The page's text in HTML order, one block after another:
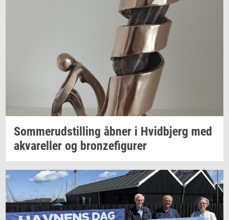
Som­mer­ud­stil­ling åbner i Hvid­b­jerg med
akva­rel­ler og bron­ze­fi­gu­rer